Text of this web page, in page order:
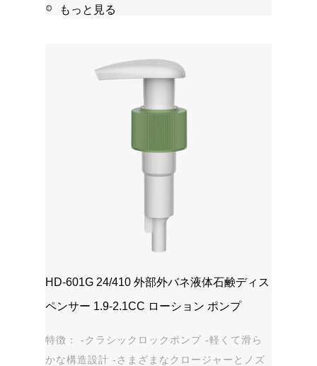
石鹸、シャンプー、シャワージェル -パーソナ
もっと見る
HD-601G 24/410 外部外バネ液体石鹸ディス
ペンサー 1.9-2.1CC ローション ポンプ
特徴： -クラシックロックポンプ -軽くて滑ら
かな構造設計 -さまざまなクロージャーとノズ